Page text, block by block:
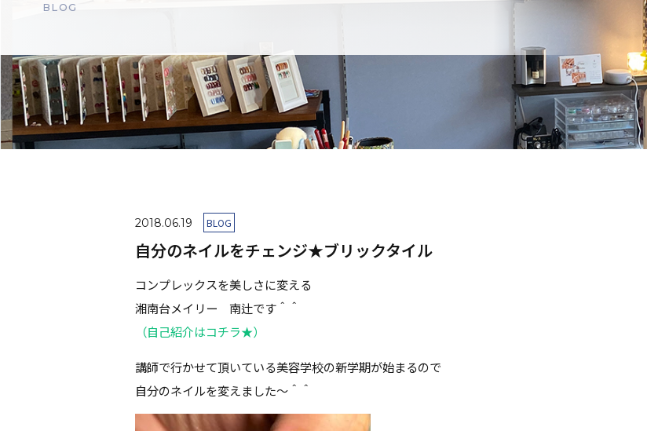
BLOG
2018.06.19 BLOG
自分のネイルをチェンジ★ブリックタイル
コンプレックスを美しさに変える
湘南台メイリー 南辻です＾＾
（自己紹介はコチラ★）
講師で行かせて頂いている美容学校の新学期が始まるので
自分のネイルを変えました～＾＾